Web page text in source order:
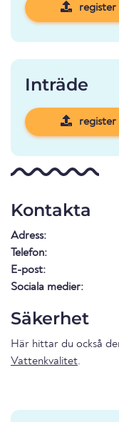
register
Inträde
register
Kontakta
Adress:
Telefon:
E-post:
Sociala medier:
Säkerhet
Här hittar du också
Vattenkvalitet.